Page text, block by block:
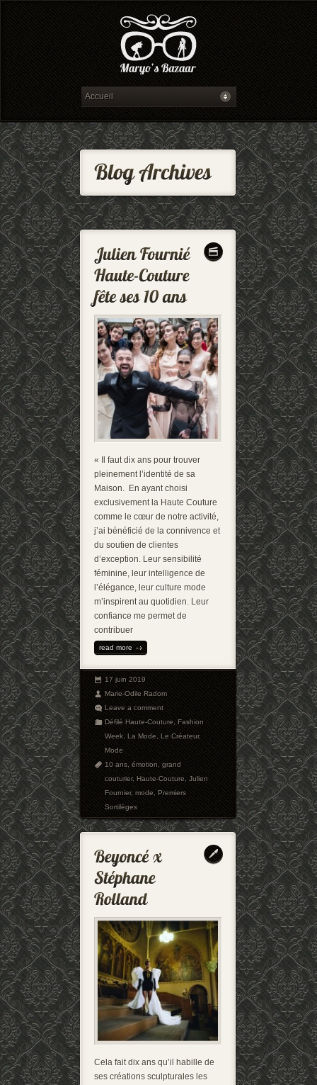
« Il faut dix ans pour trouver
pleinement l’identité de sa
Maison. En ayant choisi
exclusivement la Haute Couture
comme le cœur de notre activité,
j’ai bénéficié de la connivence et
du soutien de clientes
d’exception. Leur sensibilité
féminine, leur intelligence de
l’élégance, leur culture mode
m’inspirent au quotidien. Leur
confiance me permet de
contribuer
read more
17 juin 2019
Marie-Odile Radom
Leave a comment
Défilé Haute-Couture,Fashion
Week,La Mode,Le Créateur,
Mode
10 ans,émotion,grand
couturier,Haute-Couture,Julien
Fournier,mode,Premiers
Sortilèges
Cela fait dix ans qu’il habille de
ses créations sculpturales les